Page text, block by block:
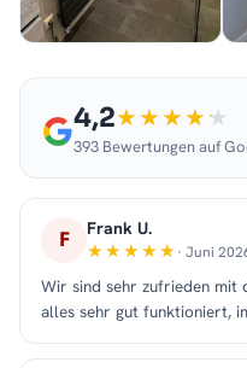
4,2
393 Bewertungen auf
F Frank U.
· Juni
Wir sind sehr zufrieden mit
alles sehr gut funktioniert,